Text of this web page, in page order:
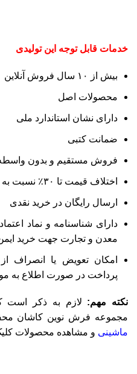
خدمات قابل توجه این تولیدی
بیش از ۱۰ سال فروش آنلاین
محصولات اصل
دارای نشان استاندارد ملی
ضمانت کتبی
فروش مستقیم و بدون واسطه
اختلاف قیمت تا ۳۰٪ نسبت به بازار
ارسال رایگان در خرید نقدی
دارای شناسنامه و نماد
معدن و تجارت جهت خرید
امکان تعویض یا
پرداخت در صورت اطلاع به
نکته مهم: لازم به ذکر است
مجموعه فرش نوین کاشان
ماشینی و مشاهده محصولات